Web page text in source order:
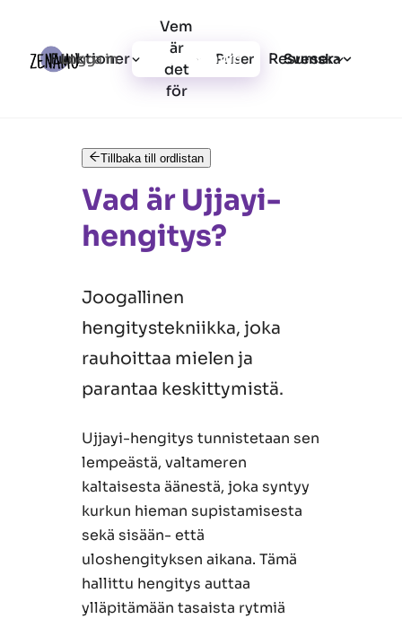
Funktioner
Vem
är
det
för
Priser Resurser
Logga in Registrera dig Svenska
Tillbaka till ordlistan
Vad är Ujjayi-
hengitys?
Joogallinen
hengitystekniikka, joka
rauhoittaa mielen ja
parantaa keskittymistä.
Ujjayi-hengitys tunnistetaan sen
lempeästä, valtameren
kaltaisesta äänestä, joka syntyy
kurkun hieman supistamisesta
sekä sisään- että
uloshengityksen aikana. Tämä
hallittu hengitys auttaa
ylläpitämään tasaista rytmiä